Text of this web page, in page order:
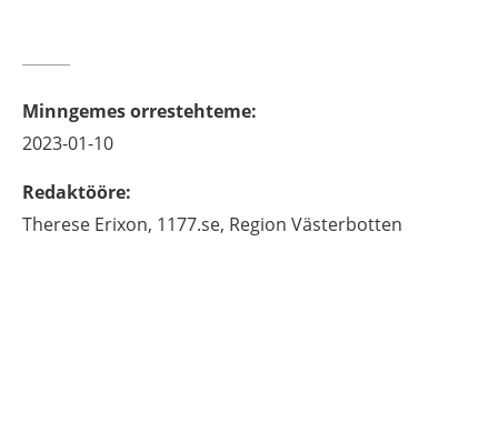
Minngemes orrestehteme:
2023-01-10
Redaktööre:
Therese Erixon, 1177.se, Region Västerbotten